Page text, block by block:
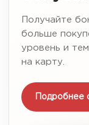
Получайте
больше
уровень и
на карту.
Подробнее